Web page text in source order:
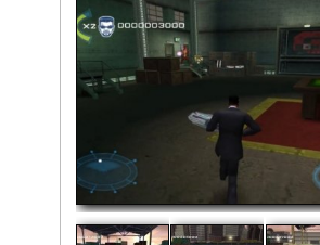
Фото: